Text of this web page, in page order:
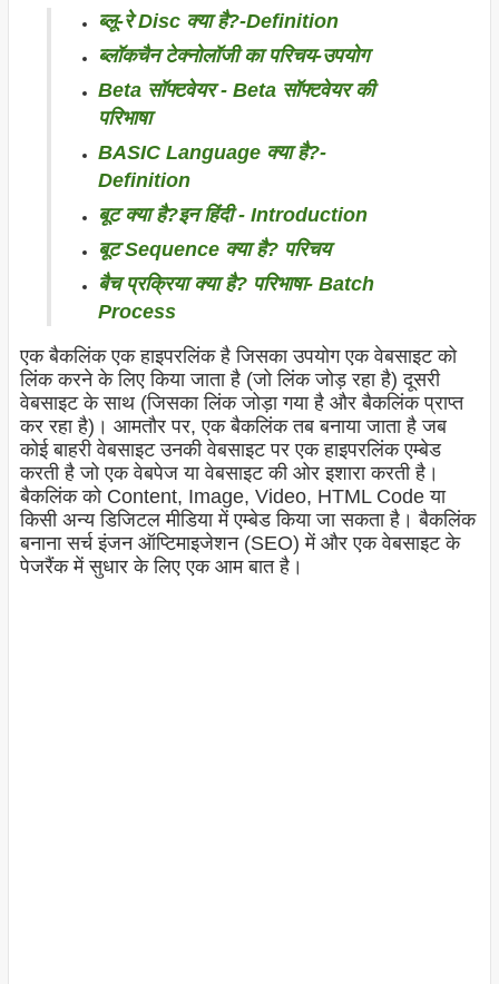
ब्लू-रे Disc क्या है?-Definition
ब्लॉकचैन टेक्नोलॉजी का परिचय-उपयोग
Beta सॉफ्टवेयर - Beta सॉफ्टवेयर की
परिभाषा
BASIC Language क्या है?-
Definition
बूट क्या है?इन हिंदी - Introduction
बूट Sequence क्या है? परिचय
बैच प्रक्रिया क्या है? परिभाषा- Batch
Process
एक बैकलिंक एक हाइपरलिंक है जिसका उपयोग एक वेबसाइट को
लिंक करने के लिए किया जाता है (जो लिंक जोड़ रहा है) दूसरी
वेबसाइट के साथ (जिसका लिंक जोड़ा गया है और बैकलिंक प्राप्त
कर रहा है)। आमतौर पर, एक बैकलिंक तब बनाया जाता है जब
कोई बाहरी वेबसाइट उनकी वेबसाइट पर एक हाइपरलिंक एम्बेड
करती है जो एक वेबपेज या वेबसाइट की ओर इशारा करती है।
बैकलिंक को Content, Image, Video, HTML Code या
किसी अन्य डिजिटल मीडिया में एम्बेड किया जा सकता है। बैकलिंक
बनाना सर्च इंजन ऑप्टिमाइजेशन (SEO) में और एक वेबसाइट के
पेजरैंक में सुधार के लिए एक आम बात है।